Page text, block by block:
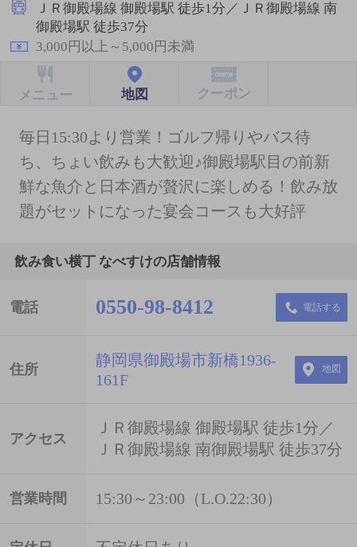
ＪＲ御殿場線 御殿場駅 徒歩1分／ＪＲ御殿場線 南
御殿場駅 徒歩37分
3,000円以上～5,000円未満
メニュー 地図 クーポン
毎日15:30より営業！ゴルフ帰りやバス待
ち、ちょい飲みも大歓迎♪御殿場駅目の前新
鮮な魚介と日本酒が贅沢に楽しめる！飲み放
題がセットになった宴会コースも大好評
飲み食い横丁 なべすけの店舗情報
電話 0550-98-8412 電話する
住所
静岡県御殿場市新橋1936-
161F
地図
アクセス
ＪＲ御殿場線 御殿場駅 徒歩1分／
ＪＲ御殿場線 南御殿場駅 徒歩37分
営業時間 15:30～23:00（L.O.22:30）